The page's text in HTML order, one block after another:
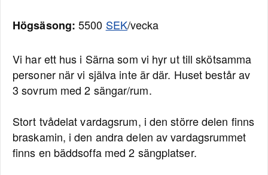
Högsäsong: 5500 SEK/vecka
Vi har ett hus i Särna som vi hyr ut till skötsamma
personer när vi själva inte är där. Huset består av
3 sovrum med 2 sängar/rum.
Stort tvådelat vardagsrum, i den större delen finns
braskamin, i den andra delen av vardagsrummet
finns en bäddsoffa med 2 sängplatser.